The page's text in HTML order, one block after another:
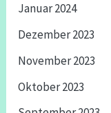
Januar 2024
Dezember 2023
November 2023
Oktober 2023